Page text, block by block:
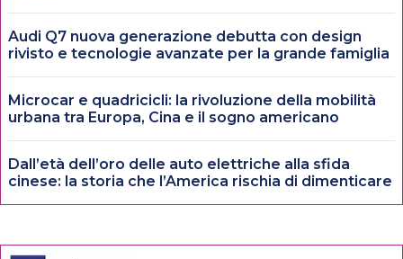
Audi Q7 nuova generazione debutta con design
rivisto e tecnologie avanzate per la grande famiglia
Microcar e quadricicli: la rivoluzione della mobilità
urbana tra Europa, Cina e il sogno americano
Dall’età dell’oro delle auto elettriche alla sfida
cinese: la storia che l’America rischia di dimenticare